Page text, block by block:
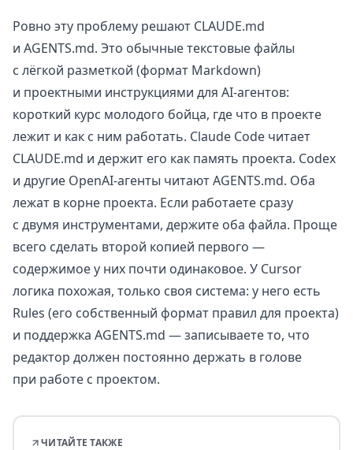
Ровно эту проблему решают CLAUDE.md
и AGENTS.md. Это обычные текстовые файлы
с лёгкой разметкой (формат Markdown)
и проектными инструкциями для AI-агентов:
короткий курс молодого бойца, где что в проекте
лежит и как с ним работать. Claude Code читает
CLAUDE.md и держит его как память проекта. Codex
и другие OpenAI-агенты читают AGENTS.md. Оба
лежат в корне проекта. Если работаете сразу
с двумя инструментами, держите оба файла. Проще
всего сделать второй копией первого —
содержимое у них почти одинаковое. У Cursor
логика похожая, только своя система: у него есть
Rules (его собственный формат правил для проекта)
и поддержка AGENTS.md — записываете то, что
редактор должен постоянно держать в голове
при работе с проектом.
ЧИТАЙТЕ ТАКЖЕ